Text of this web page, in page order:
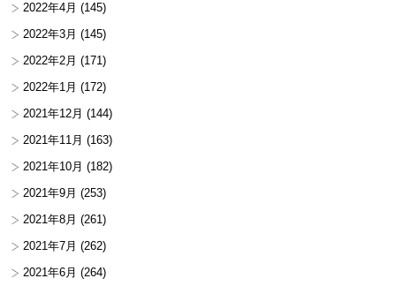
2022年4月 (145)
2022年3月 (145)
2022年2月 (171)
2022年1月 (172)
2021年12月 (144)
2021年11月 (163)
2021年10月 (182)
2021年9月 (253)
2021年8月 (261)
2021年7月 (262)
2021年6月 (264)